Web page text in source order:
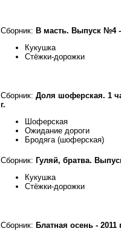
Сборник: В масть. Выпуск №4 -
Кукушка
Стёжки-дорожки
Сборник: Доля шоферская. 1
г.
Шоферская
Ожидание дороги
Бродяга (шоферская)
Сборник: Гуляй, братва.
Кукушка
Стёжки-дорожки
Сборник: Блатная осень - 2011